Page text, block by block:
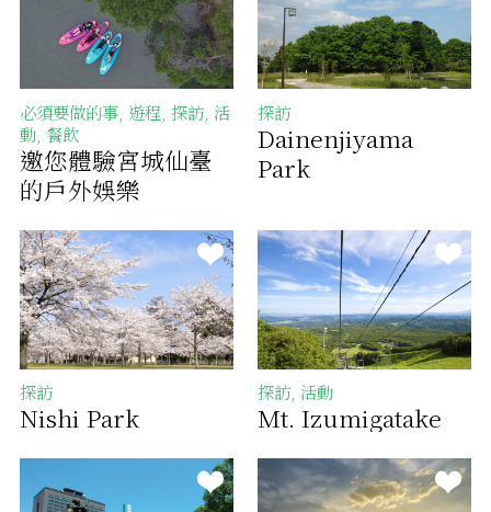
必須要做的事, 遊程, 探訪, 活
動, 餐飲
邀您體驗宮城仙臺
的戶外娛樂
探訪
Dainenjiyama
Park
探訪
Nishi Park
探訪, 活動
Mt. Izumigatake